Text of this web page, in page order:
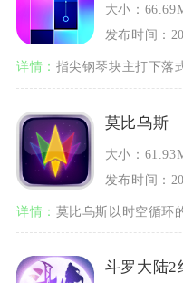
大小：
发布时间：
详情： 指尖钢琴块主打下落式音符点击玩法，
莫比乌斯
大小：
发布时间：
详情： 莫比乌斯以时空循环的莫比乌斯环作
斗罗大陆2